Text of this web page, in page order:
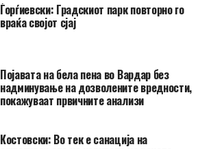
Ѓорѓиевски: Градскиот парк повторно го
враќа својот сјај
Појавата на бела пена во Вардар без
надминување на дозволените вредности,
покажуваат првичните анализи
Костовски: Во тек е санација на